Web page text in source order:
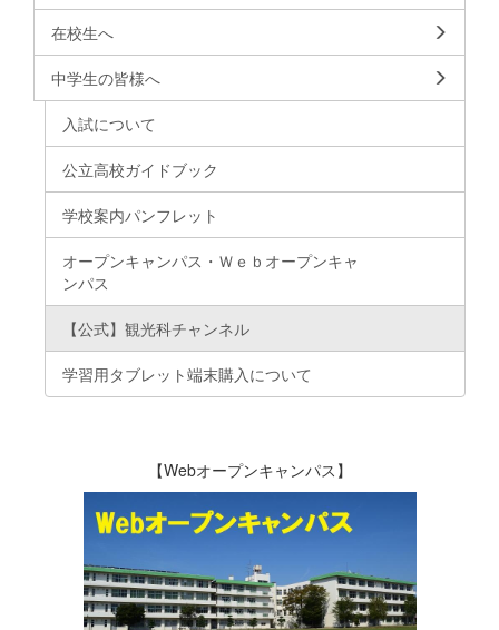
在校生へ
中学生の皆様へ
入試について
公立高校ガイドブック
学校案内パンフレット
オープンキャンパス・Ｗｅｂオープンキャ
ンパス
【公式】観光科チャンネル
学習用タブレット端末購入について
【Webオープンキャンパス】